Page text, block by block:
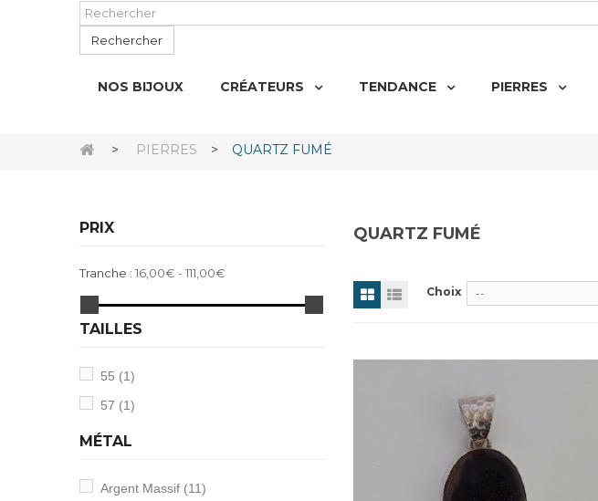
Rechercher
NOS BIJOUX CRÉATEURS TENDANCE PIERRES
> PIERRES > QUARTZ FUMÉ
PRIX
Tranche : 16,00€ - 111,00€
TAILLES
55 (1)
57 (1)
MÉTAL
Argent Massif (11)
QUARTZ FUMÉ
Choix --